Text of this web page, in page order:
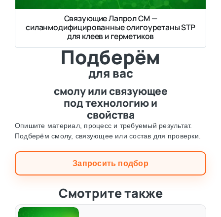
Связующие Лапрол СМ —
силанмодифицированные олигоуретаны STP
для клеев и герметиков
Подберём
для вас
смолу или связующее
под технологию и
свойства
Опишите материал, процесс и требуемый результат.
Подберём смолу, связующее или состав для проверки.
Запросить подбор
Смотрите также